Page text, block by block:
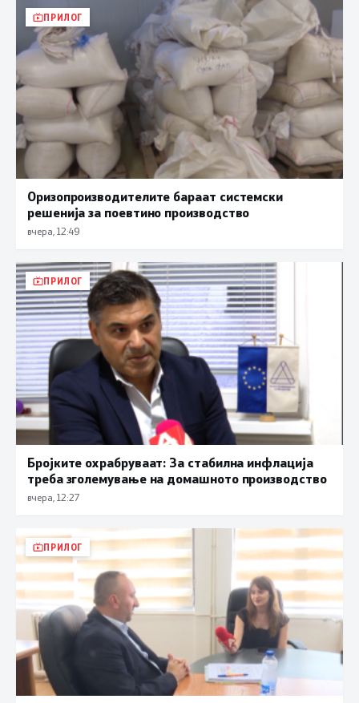
ПРИЛОГ
Оризопроизводителите бараат системски
решенија за поевтино производство
вчера, 12:49
ПРИЛОГ
Бројките охрабруваат: За стабилна инфлација
треба зголемување на домашното производство
вчера, 12:27
ПРИЛОГ